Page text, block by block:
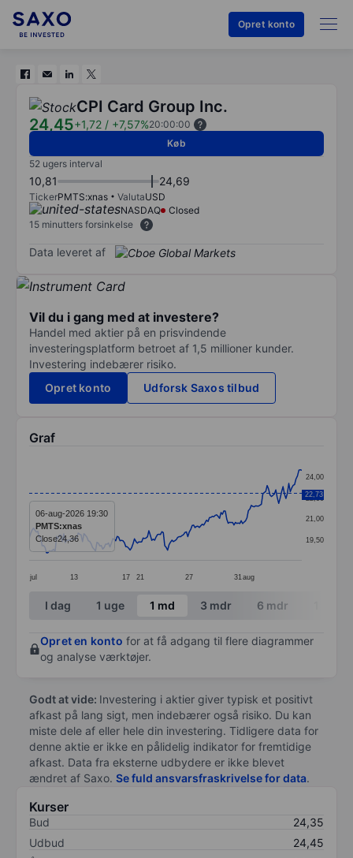
Opret konto
CPI Card Group Inc.
24,45+1,72 / +7,57%20:00:00
Køb
52 ugers interval
10,81 24,69
TickerPMTS:xnas ValutaUSD
NASDAQ
Closed
15 minutters forsinkelse
Data leveret af
Vil du i gang med at investere?
Handel med aktier på en prisvindende
investeringsplatform betroet af 1,5 millioner kunder.
Investering indebærer risiko.
Opret konto
Udforsk Saxos tilbud
Graf
Line chart with 190 data points.
The chart has 1 X axis displaying categories.
The chart has 1 Y axis displaying values. Data ranges
jul 13 17 21 27 31 aug
19,50
21,00
22,50
24,00
22,73
06-aug-2026 19:30
PMTS:xnas
Close24,36
End of interactive chart.
I dag 1 uge 1 md 3 mdr 6 mdr
Opret en konto for at få adgang til flere diagrammer
og analyse værktøjer.
Godt at vide: Investering i aktier giver typisk et positivt
afkast på lang sigt, men indebærer også risiko. Du kan
miste dele af eller hele din investering. Tidligere data for
denne aktie er ikke en pålidelig indikator for fremtidige
afkast. Data fra eksterne udbydere er ikke blevet
ændret af Saxo. Se fuld ansvarsfraskrivelse for data.
Kurser
Bud
24,35
Udbud
24,45